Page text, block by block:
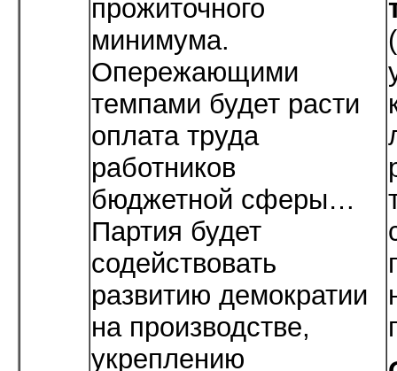
прожиточного
минимума.
Опережающими
темпами будет расти
оплата труда
работников
бюджетной сферы…
Партия будет
содействовать
развитию демократии
на производстве,
укреплению